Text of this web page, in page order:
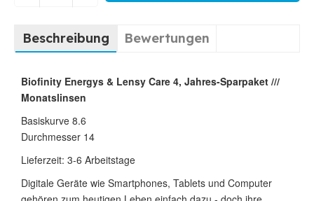
Beschreibung Bewertungen
Biofinity Energys & Lensy Care 4, Jahres-Sparpaket ///
Monatslinsen
Basiskurve 8.6
Durchmesser 14
Lieferzeit: 3-6 Arbeitstage
Digitale Geräte wie Smartphones, Tablets und Computer